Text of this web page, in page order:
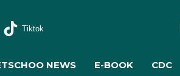
Tiktok
NEWS E-BOOK CDC